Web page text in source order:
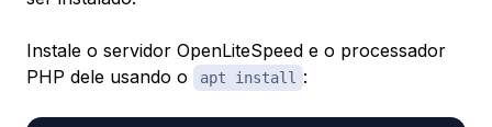
Instale o servidor OpenLiteSpeed e o processador
PHP dele usando o
apt install :